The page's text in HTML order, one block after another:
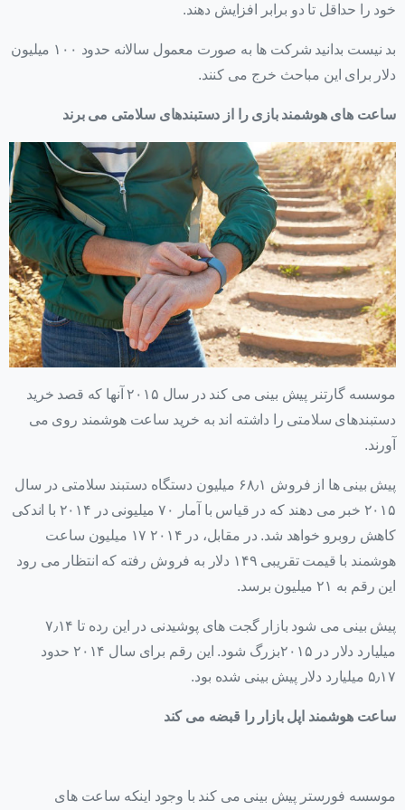
خود را حداقل تا دو برابر افزایش دهند.
بد نیست بدانید شرکت ها به صورت معمول سالانه حدود ۱۰۰ میلیون
دلار برای این مباحث خرج می کنند.
ساعت های هوشمند بازی را از دستبندهای سلامتی می برند
موسسه گارتنر پیش بینی می کند در سال ۲۰۱۵ آنها که قصد خرید
دستبندهای سلامتی را داشته اند به خرید ساعت هوشمند روی می
آورند.
پیش بینی ها از فروش ۶۸٫۱ میلیون دستگاه دستبند سلامتی در سال
۲۰۱۵ خبر می دهند که در قیاس با آمار ۷۰ میلیونی در ۲۰۱۴ با اندکی
کاهش روبرو خواهد شد. در مقابل، در ۲۰۱۴ ۱۷ میلیون ساعت
هوشمند با قیمت تقریبی ۱۴۹ دلار به فروش رفته که انتظار می رود
این رقم به ۲۱ میلیون برسد.
پیش بینی می شود بازار گجت های پوشیدنی در این رده تا ۷٫۱۴
میلیارد دلار در ۲۰۱۵بزرگ شود. این رقم برای سال ۲۰۱۴ حدود
۵٫۱۷ میلیارد دلار پیش بینی شده بود.
ساعت هوشمند اپل بازار را قبضه می کند
موسسه فورستر پیش بینی می کند با وجود اینکه ساعت های